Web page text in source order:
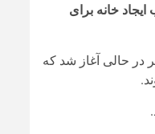
خانه برای
حالی آغاز شد که